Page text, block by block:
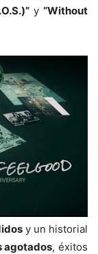
y “Without
y un historial
agotados, éxitos